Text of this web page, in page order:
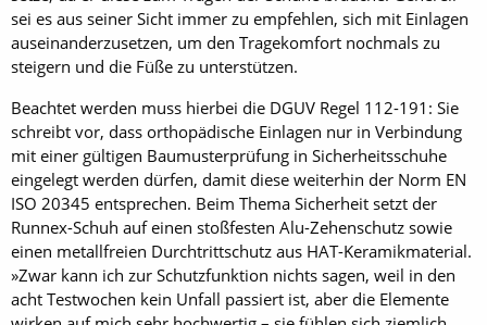
sei es aus seiner Sicht immer zu empfehlen, sich mit Einlagen
auseinanderzusetzen, um den Tragekomfort nochmals zu
steigern und die Füße zu unterstützen.
Beachtet werden muss hierbei die DGUV Regel 112-191: Sie
schreibt vor, dass orthopädische Einlagen nur in Verbindung
mit einer gültigen Baumusterprüfung in Sicherheitsschuhe
eingelegt werden dürfen, damit diese weiterhin der Norm EN
ISO 20345 entsprechen. Beim Thema Sicherheit setzt der
Runnex-Schuh auf einen stoßfesten Alu-Zehenschutz sowie
einen metallfreien Durchtrittschutz aus HAT-Keramikmaterial.
»Zwar kann ich zur Schutzfunktion nichts sagen, weil in den
acht Testwochen kein Unfall passiert ist, aber die Elemente